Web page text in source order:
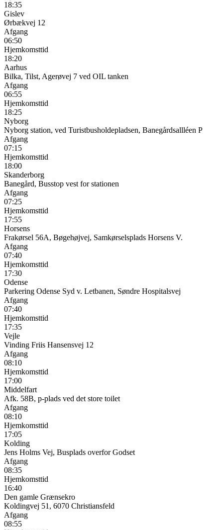
18:35
Gislev
Ørbækvej 12
Afgang
06:50
Hjemkomsttid
18:20
Aarhus
Bilka, Tilst, Agerøvej 7 ved OIL tanken
Afgang
06:55
Hjemkomsttid
18:25
Nyborg
Nyborg station, ved Turistbusholdepladsen, Banegårdsallléen P
Afgang
07:15
Hjemkomsttid
18:00
Skanderborg
Banegård, Busstop vest for stationen
Afgang
07:25
Hjemkomsttid
17:55
Horsens
Frakørsel 56A, Bøgehøjvej, Samkørselsplads Horsens V.
Afgang
07:40
Hjemkomsttid
17:30
Odense
Parkering Odense Syd v. Letbanen, Søndre Hospitalsvej
Afgang
07:40
Hjemkomsttid
17:35
Vejle
Vinding Friis Hansensvej 12
Afgang
08:10
Hjemkomsttid
17:00
Middelfart
Afk. 58B, p-plads ved det store toilet
Afgang
08:10
Hjemkomsttid
17:05
Kolding
Jens Holms Vej, Busplads overfor Godset
Afgang
08:35
Hjemkomsttid
16:40
Den gamle Grænsekro
Koldingvej 51, 6070 Christiansfeld
Afgang
08:55